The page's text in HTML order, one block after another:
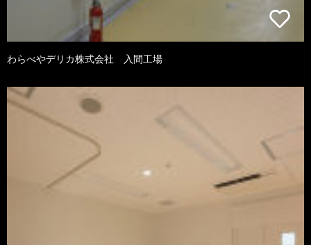
わらべやデリカ株式会社 入間工場